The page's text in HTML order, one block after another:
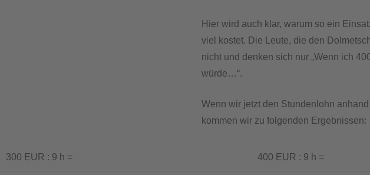
Hier wird auch klar, warum so ein
viel kostet. Die Leute, die den
nicht und denken sich nur „Wenn ich
würde…“.
Wenn wir jetzt den Stundenlohn
kommen wir zu folgenden Ergebnissen:
300 EUR : 9 h = 400 EUR : 9 h =